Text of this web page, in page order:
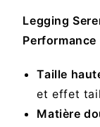
Legging
Performance
Taille
et effet
Matière